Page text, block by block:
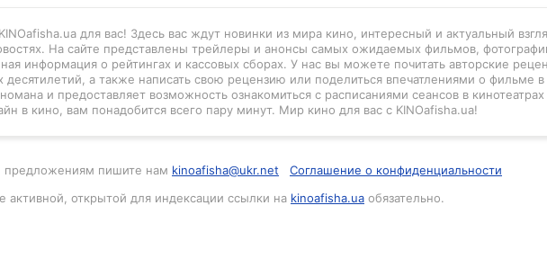
для вас! Здесь вас ждут новинки из мира кино, интересный и актуальный
На сайте представлены трейлеры и анонсы самых ожидаемых фильмов,
информация о рейтингах и кассовых сборах. У нас вы можете почитать авторские
а также написать свою рецензию или поделиться впечатлениями о фильме в
и предоставляет возможность ознакомиться с расписаниями сеансов в
в кино, вам понадобится всего пару минут. Мир кино для вас с KINOafisha.ua!
предложениям пишите нам kinoafisha@ukr.net
Соглашение о конфиденциальности
активной, открытой для индексации ссылки на kinoafisha.ua обязательно.